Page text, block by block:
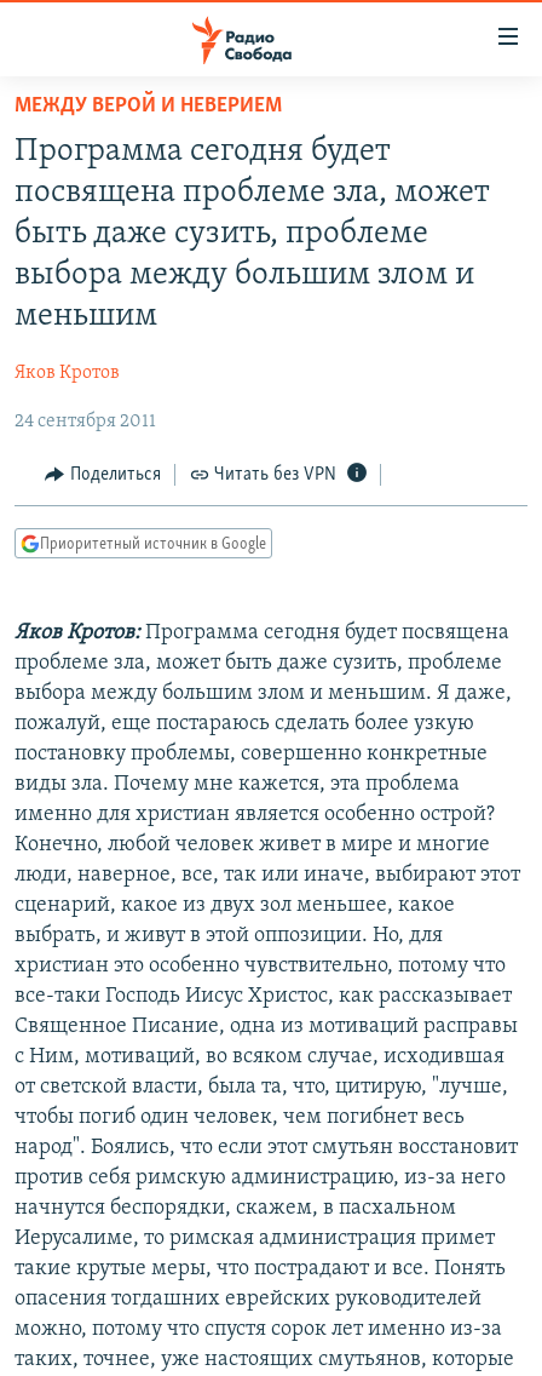
упрощенного
доступа
основному
содержанию
главной
навигации
Вернутся
поиску
ПОДКАСТЫ
АВТОРСКИЕ ПРОЕКТЫ
ЦИТАТЫ СВОБОДЫ
МНЕНИЯ
IDEL.РЕАЛИИ
КАВКАЗ.РЕАЛИИ
СЕВЕР.РЕАЛИИ
РАСПИСАНИЕ ВЕЩАНИЯ
СОЦИАЛЬНЫЕ СЕТИ
Все сайты РСЕ/РС
МЕЖДУ ВЕРОЙ И НЕВЕРИЕМ
Программа сегодня будет
посвящена проблеме зла, может
быть даже сузить, проблеме
выбора между большим злом и
меньшим
Яков Кротов
24 сентября 2011
Поделиться Читать без VPN
Приоритетный источник в Google
Яков Кротов:Программа сегодня будет посвящена
проблеме зла, может быть даже сузить, проблеме
выбора между большим злом и меньшим. Я даже,
пожалуй, еще постараюсь сделать более узкую
постановку проблемы, совершенно конкретные
виды зла. Почему мне кажется, эта проблема
именно для христиан является особенно острой?
Конечно, любой человек живет в мире и многие
люди, наверное, все, так или иначе, выбирают этот
сценарий, какое из двух зол меньшее, какое
выбрать, и живут в этой оппозиции. Но, для
христиан это особенно чувствительно, потому что
все-таки Господь Иисус Христос, как рассказывает
Священное Писание, одна из мотиваций расправы
с Ним, мотиваций, во всяком случае, исходившая
от светской власти, была та, что, цитирую, "лучше,
чтобы погиб один человек, чем погибнет весь
народ". Боялись, что если этот смутьян восстановит
против себя римскую администрацию, из-за него
начнутся беспорядки, скажем, в пасхальном
Иерусалиме, то римская администрация примет
такие крутые меры, что пострадают и все. Понять
опасения тогдашних еврейских руководителей
можно, потому что спустя сорок лет именно из-за
таких, точнее, уже настоящих смутьянов, которые